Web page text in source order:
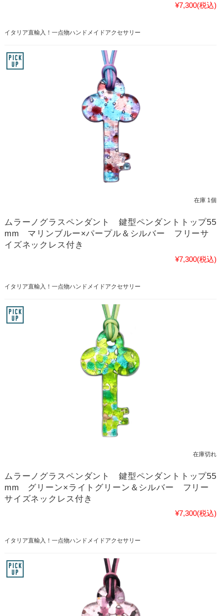
¥7,300(税込)
イタリア直輸入！一点物ハンドメイドアクセサリー
在庫 1個
ムラーノグラスペンダント 鍵型ペンダントトップ55
mm マリンブルー×パープル＆シルバー フリーサ
イズネックレス付き
¥7,300(税込)
イタリア直輸入！一点物ハンドメイドアクセサリー
在庫切れ
ムラーノグラスペンダント 鍵型ペンダントトップ55
mm グリーン×ライトグリーン＆シルバー フリー
サイズネックレス付き
¥7,300(税込)
イタリア直輸入！一点物ハンドメイドアクセサリー